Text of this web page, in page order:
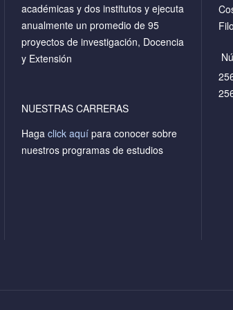
académicas y dos institutos y ejecuta
anualmente un promedio de 95
proyectos de investigación, Docencia
y Extensión
NUESTRAS CARRERAS
Haga click aquí para conocer sobre
nuestros programas de estudios